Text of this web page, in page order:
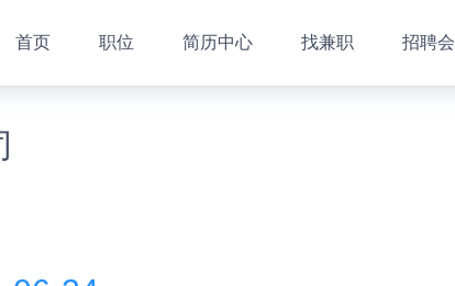
首页 职位 简历中心 找兼职 招聘会